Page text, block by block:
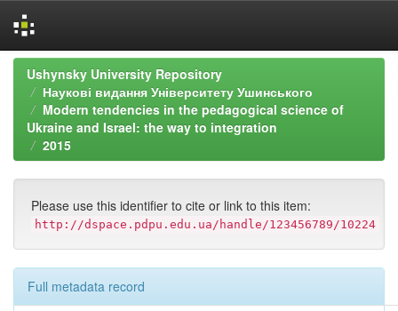
Skip
navigation
Ushynsky University Repository
Наукові видання Університету Ушинського
Modern tendencies in the pedagogical science of
Ukraine and Israel: the way to integration
2015
Please use this identifier to cite or link to this item:
http://dspace.pdpu.edu.ua/handle/123456789/10224
Full metadata record